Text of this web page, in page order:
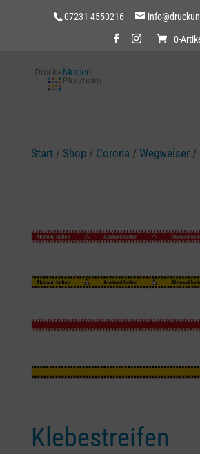
07231-4550216
0-
Start/ Shop/ Corona / Wegweiser/
Klebestreifen